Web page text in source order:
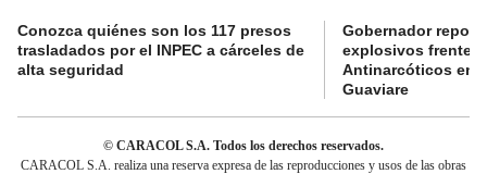
Conozca quiénes son los 117 presos
trasladados por el INPEC a cárceles de
alta seguridad
Gobernador
explosivos frente a
Antinarcóticos en
Guaviare
© CARACOL S.A. Todos los derechos reservados.
CARACOL S.A. realiza una reserva expresa de las reproducciones y usos de las obras